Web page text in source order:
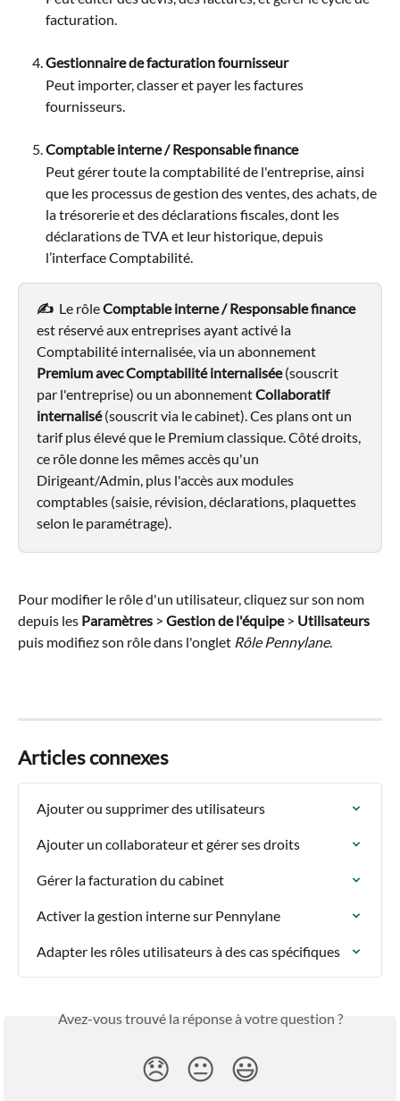
facturation.
Gestionnaire de facturation fournisseur
Peut importer, classer et payer les factures
fournisseurs.
Comptable interne / Responsable finance
Peut gérer toute la comptabilité de l'entreprise, ainsi
que les processus de gestion des ventes, des achats, de
la trésorerie et des déclarations fiscales, dont les
déclarations de TVA et leur historique, depuis
l’interface Comptabilité.
✍️ Le rôle Comptable interne / Responsable finance
est réservé aux entreprises ayant activé la
Comptabilité internalisée, via un abonnement
Premium avec Comptabilité internalisée (souscrit
par l'entreprise) ou un abonnement Collaboratif
internalisé (souscrit via le cabinet). Ces plans ont un
tarif plus élevé que le Premium classique. Côté droits,
ce rôle donne les mêmes accès qu'un
Dirigeant/Admin, plus l'accès aux modules
comptables (saisie, révision, déclarations, plaquettes
selon le paramétrage).
Pour modifier le rôle d'un utilisateur, cliquez sur son nom
depuis les Paramètres > Gestion de l'équipe > Utilisateurs
puis modifiez son rôle dans l'onglet Rôle Pennylane.
Articles connexes
Ajouter ou supprimer des utilisateurs
Ajouter un collaborateur et gérer ses droits
Gérer la facturation du cabinet
Activer la gestion interne sur Pennylane
Adapter les rôles utilisateurs à des cas spécifiques
Avez-vous trouvé la réponse à votre question ?
😞 😐 😃